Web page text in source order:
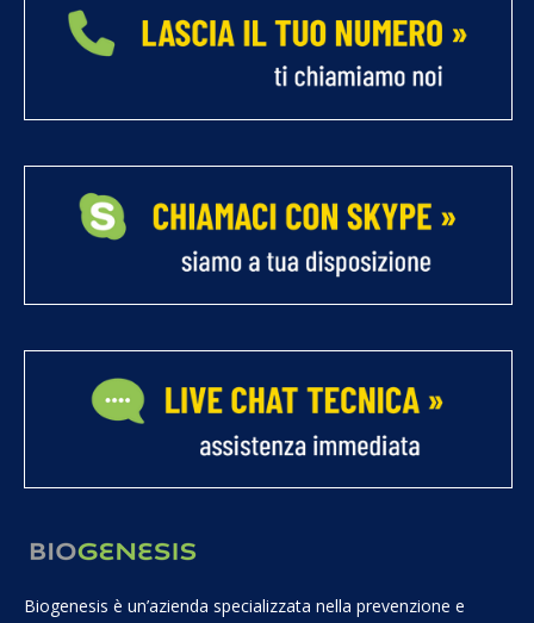
Biogenesis è un’azienda specializzata nella prevenzione e